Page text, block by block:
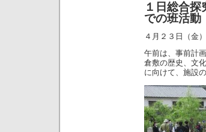
１日総合
での班活動
４月２３日（金
午前は、事前計
倉敷の歴史、文
に向けて、施設